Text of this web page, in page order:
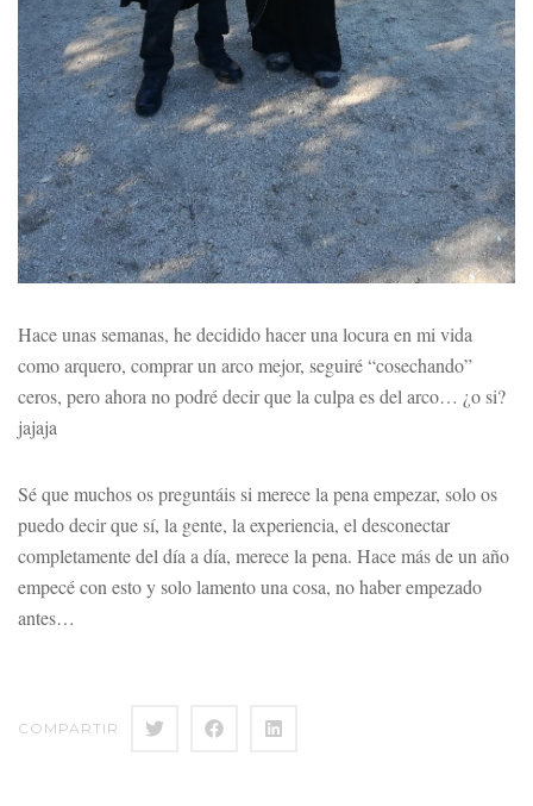
Hace unas semanas, he decidido hacer una locura en mi vida
como arquero, comprar un arco mejor, seguiré “cosechando”
ceros, pero ahora no podré decir que la culpa es del arco… ¿o si?
jajaja
Sé que muchos os preguntáis si merece la pena empezar, solo os
puedo decir que sí, la gente, la experiencia, el desconectar
completamente del día a día, merece la pena. Hace más de un año
empecé con esto y solo lamento una cosa, no haber empezado
antes…
COMPARTIR